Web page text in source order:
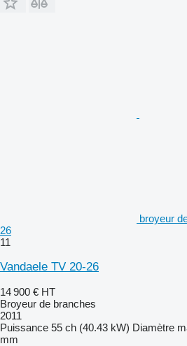
broyeur
26
11
Vandaele TV 20-26
14 900 € HT
Broyeur de branches
2011
Puissance 55 ch (40.43 kW) Diamètre
mm